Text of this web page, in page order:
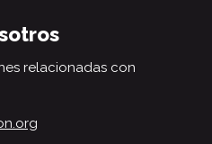
relacionadas con